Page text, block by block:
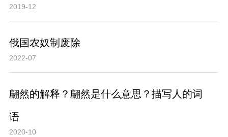
2019-12
俄国农奴制废除
2022-07
翩然的解释？翩然是什么意思？描写人的词
语
2020-10